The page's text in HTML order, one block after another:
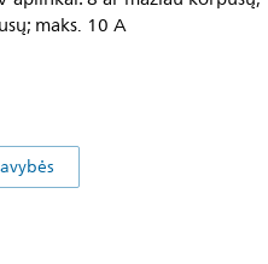
maks. 10 A